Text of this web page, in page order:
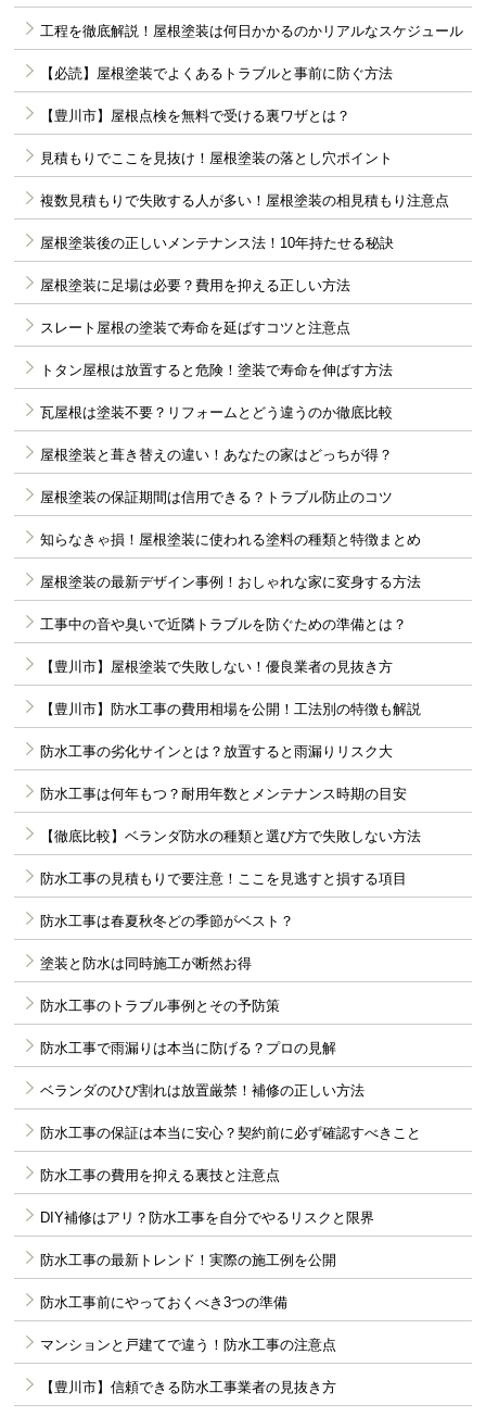
工程を徹底解説！屋根塗装は何日かかるのかリアルなスケジュール
【必読】屋根塗装でよくあるトラブルと事前に防ぐ方法
【豊川市】屋根点検を無料で受ける裏ワザとは？
見積もりでここを見抜け！屋根塗装の落とし穴ポイント
複数見積もりで失敗する人が多い！屋根塗装の相見積もり注意点
屋根塗装後の正しいメンテナンス法！10年持たせる秘訣
屋根塗装に足場は必要？費用を抑える正しい方法
スレート屋根の塗装で寿命を延ばすコツと注意点
トタン屋根は放置すると危険！塗装で寿命を伸ばす方法
瓦屋根は塗装不要？リフォームとどう違うのか徹底比較
屋根塗装と葺き替えの違い！あなたの家はどっちが得？
屋根塗装の保証期間は信用できる？トラブル防止のコツ
知らなきゃ損！屋根塗装に使われる塗料の種類と特徴まとめ
屋根塗装の最新デザイン事例！おしゃれな家に変身する方法
工事中の音や臭いで近隣トラブルを防ぐための準備とは？
【豊川市】屋根塗装で失敗しない！優良業者の見抜き方
【豊川市】防水工事の費用相場を公開！工法別の特徴も解説
防水工事の劣化サインとは？放置すると雨漏りリスク大
防水工事は何年もつ？耐用年数とメンテナンス時期の目安
【徹底比較】ベランダ防水の種類と選び方で失敗しない方法
防水工事の見積もりで要注意！ここを見逃すと損する項目
防水工事は春夏秋冬どの季節がベスト？
塗装と防水は同時施工が断然お得
防水工事のトラブル事例とその予防策
防水工事で雨漏りは本当に防げる？プロの見解
ベランダのひび割れは放置厳禁！補修の正しい方法
防水工事の保証は本当に安心？契約前に必ず確認すべきこと
防水工事の費用を抑える裏技と注意点
DIY補修はアリ？防水工事を自分でやるリスクと限界
防水工事の最新トレンド！実際の施工例を公開
防水工事前にやっておくべき3つの準備
マンションと戸建てで違う！防水工事の注意点
【豊川市】信頼できる防水工事業者の見抜き方